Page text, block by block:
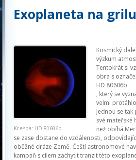
Exoplaneta na grilu
Kresba: HD 80606b
Kosmický
výzkum
Tentokrát si
obra s
HD 80606b
, který se
velmi
Jednou se
své mateřské
než obíhá
se zase dostane do vzdálenosti,
oběžné dráze Země. Čeští astronomové
kampaň s cílem zachytit tranzit této